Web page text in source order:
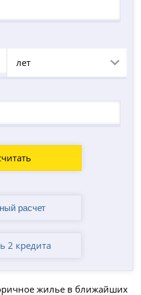
лет
2 кредита
жилье в ближайших